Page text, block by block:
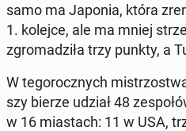
samo ma Japonia, która
1. kolejce, ale ma mniej
zgro­ma­dzi­ła trzy punkty, a
W te­go­rocz­nych
szy bierze udział 48
w 16 mia­stach: 11 w USA,